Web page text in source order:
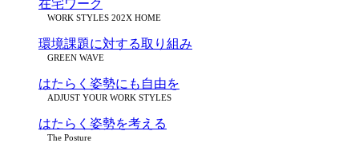
在宅ワーク
WORK STYLES 202X HOME
環境課題に対する取り組み
GREEN WAVE
はたらく姿勢にも自由を
ADJUST YOUR WORK STYLES
はたらく姿勢を考える
The Posture